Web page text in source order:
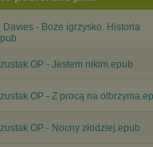
Davies - Boże igrzysko. Historia
OP - Jestem nikim.epub
OP - Z procą na
OP - Nocny złodziej.epub